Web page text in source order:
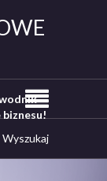
biznesu!